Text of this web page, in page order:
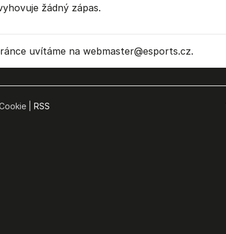
žádný zápas.
uvítáme na webmaster@esports.cz.
| RSS